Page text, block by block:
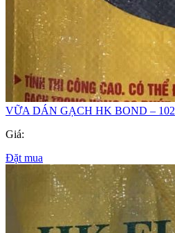
VỮA DÁN GẠCH HK BOND – 102
Giá:
Đặt mua